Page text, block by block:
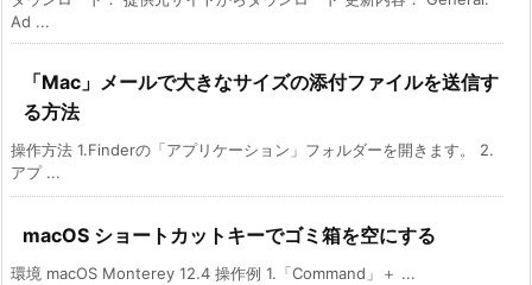
Ad ...
「Mac」メールで大きなサイズの添付ファイルを送信す
る方法
操作方法 1.Finderの「アプリケーション」フォルダーを開きます。 2.
アプ ...
macOS ショートカットキーでゴミ箱を空にする
環境 macOS Monterey 12.4 操作例 1.「Command」＋ ...